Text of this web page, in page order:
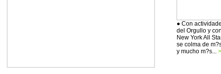
● Con
del Orgullo y
New York All
se colma de
y mucho m?s...